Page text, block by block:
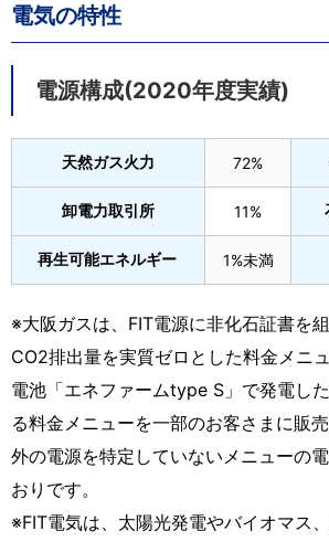
電気の特性
電源構成(2020年度実績)
天然ガス火力 72%
卸電力取引所 11%
再生可能エネルギー 1%未満
※大阪ガスは、FIT電源に非化石証書を
CO2排出量を実質ゼロとした料金メニ
電池「エネファームtype S」で発電し
る料金メニューを一部のお客さまに販
外の電源を特定していないメニューの
おりです。
※FIT電気は、太陽光発電やバイオマス